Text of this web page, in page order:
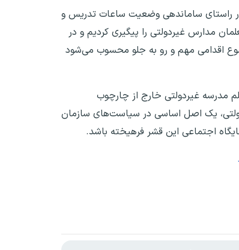
غیردولتی در راستای ساماندهی وضعیت ساعات تدریس و
مدارس غیردولتی را پیگیری کردیم و در
گام نخست، این موضوع اقدامی مهم و رو به جلو محسوب می‌شود
مدرسه غیردولتی خارج از چارچوب
یک اصل اساسی در سیاست‌های سازمان
اجتماعی این قشر فرهیخته باشد.